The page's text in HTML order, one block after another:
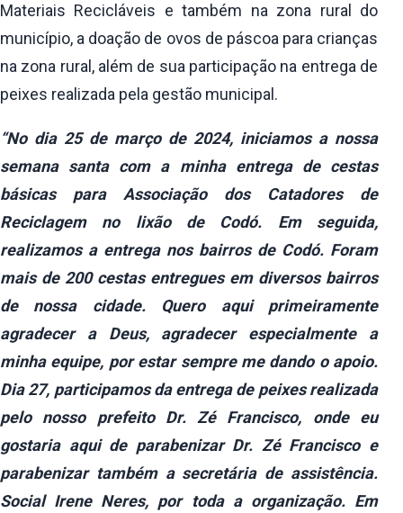
Materiais Recicláveis e também na zona rural do
município, a doação de ovos de páscoa para crianças
na zona rural, além de sua participação na entrega de
peixes realizada pela gestão municipal.
“No dia 25 de março de 2024, iniciamos a nossa
semana santa com a minha entrega de cestas
básicas para Associação dos Catadores de
Reciclagem no lixão de Codó. Em seguida,
realizamos a entrega nos bairros de Codó. Foram
mais de 200 cestas entregues em diversos bairros
de nossa cidade. Quero aqui primeiramente
agradecer a Deus, agradecer especialmente a
minha equipe, por estar sempre me dando o apoio.
Dia 27, participamos da entrega de peixes realizada
pelo nosso prefeito Dr. Zé Francisco, onde eu
gostaria aqui de parabenizar Dr. Zé Francisco e
parabenizar também a secretária de assistência.
Social Irene Neres, por toda a organização. Em